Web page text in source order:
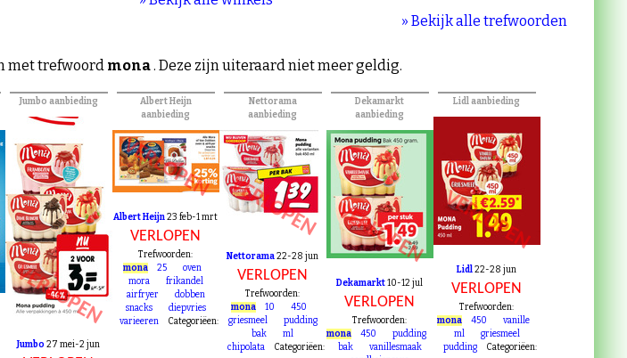
witte
Jumbo aanbieding
VERLOPEN
Albert Heijn
aanbieding
VERLOPEN
Albert Heijn23 feb-1 mrt
VERLOPEN
Trefwoorden:
mona
oven
mora
frikandel
airfryer
dobben
diepvries
Nettorama
aanbieding
VERLOPEN
Nettorama22-28 jun
VERLOPEN
Trefwoorden:
mona
450
griesmeel
pudding
ml
Dekamarkt
aanbieding
VERLOPEN
Dekamarkt10-12 jul
VERLOPEN
Trefwoorden:
450
VERLOPEN
Lidl22-28 jun
VERLOPEN
Trefwoorden:
mona
450
vanille
griesmeel